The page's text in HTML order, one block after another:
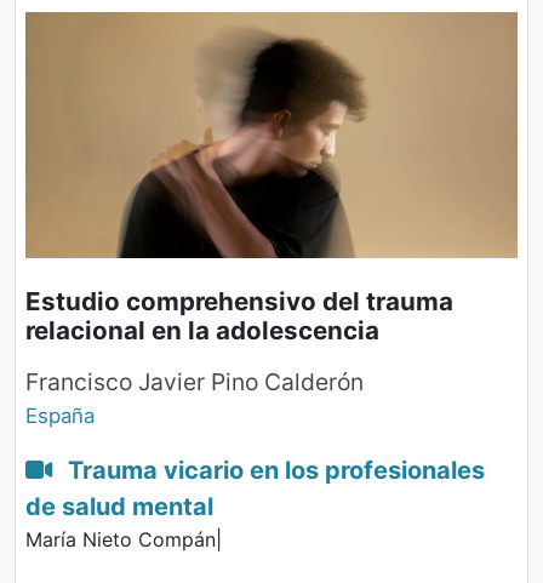
Estudio comprehensivo del trauma
relacional en la adolescencia
Francisco Javier Pino Calderón
España
Trauma vicario en los profesionales
de salud mental
María Nieto Compán|